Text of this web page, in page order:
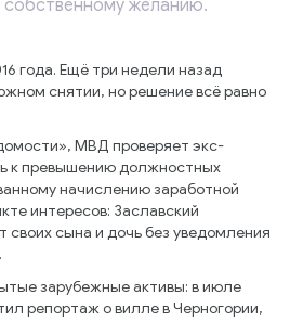
собственному желанию.
года. Ещё три недели назад
снятии, но решение всё равно
МВД проверяет экс-
к превышению должностных
начислению заработной
интересов: Заславский
своих сына и дочь без уведомления
зарубежные активы: в июле
репортаж о вилле в Черногории,